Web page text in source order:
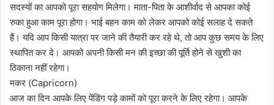
सदस्यों का आपको पूरा सहयोग मिलेगा। माता-पिता के आशीर्वाद से आपका कोई
रुका हुआ काम पूरा होगा। भाई बहन काम को लेकर आपको कोई सलाह दे सकते
हैं। यदि आप किसी यात्रा पर जाने की तैयारी कर रहे थे, तो आप कुछ समय के लिए
स्थापित कर दे। आपको अपनी किसी मन की इच्छा की पूर्ति होने से खुशी का
ठिकाना नहीं रहेगा।
मकर (Capricorn)
आज का दिन आपके लिए पेंडिंग पड़े कामों को पूरा करने के लिए रहेगा। आपके